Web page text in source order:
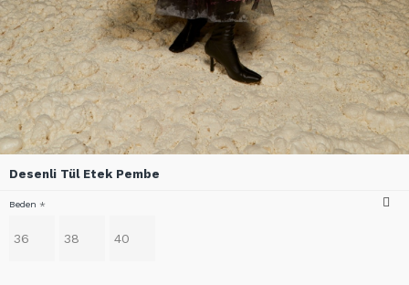
Desenli Tül Etek Pembe
Beden
36 38 40